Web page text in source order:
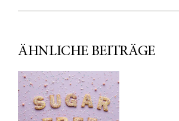
ÄHNLICHE BEITRÄGE